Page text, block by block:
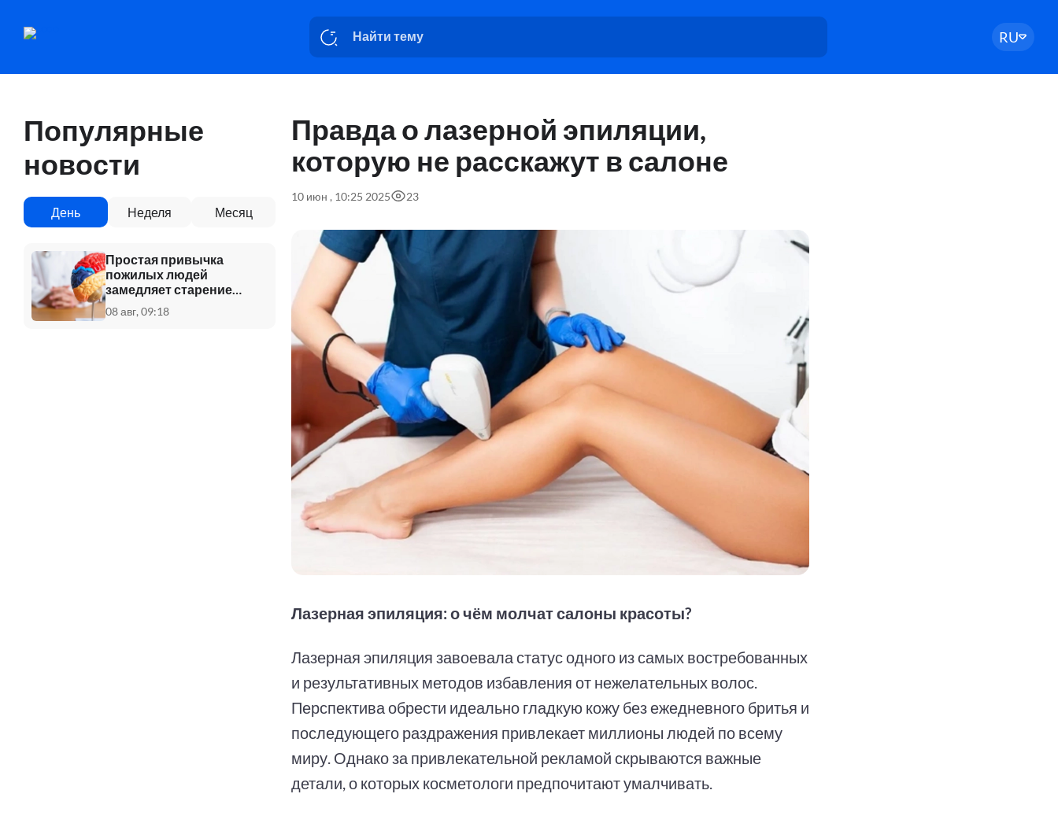
RU
Популярные
новости
День Неделя Месяц
Простая привычка
пожилых людей
замедляет старение
мозга
08 авг, 09:18
Правда о лазерной эпиляции,
которую не расскажут в салоне
10 июн , 10:25 2025 23
Лазерная эпиляция: о чём молчат салоны красоты?
Лазерная эпиляция завоевала статус одного из самых востребованных
и результативных методов избавления от нежелательных волос.
Перспектива обрести идеально гладкую кожу без ежедневного бритья и
последующего раздражения привлекает миллионы людей по всему
миру. Однако за привлекательной рекламой скрываются важные
детали, о которых косметологи предпочитают умалчивать.